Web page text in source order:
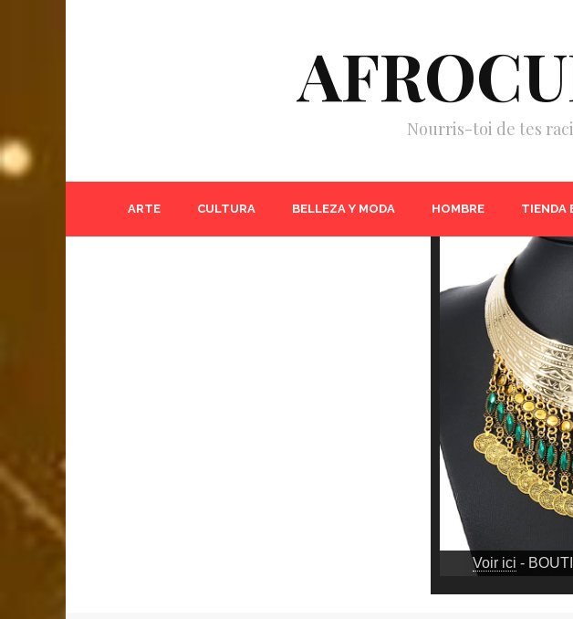
Nourris-toi de tes
ARTE CULTURA BELLEZA Y MODA HOMBRE TIENDA
Voir ici -